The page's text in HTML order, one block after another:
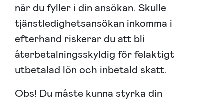
när du fyller i din ansökan. Skulle
tjänstledighetsansökan inkomma i
efterhand riskerar du att bli
återbetalningsskyldig för felaktigt
utbetalad lön och inbetald skatt.
Obs! Du måste kunna styrka din